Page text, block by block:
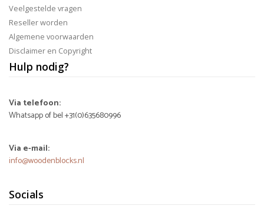
Veelgestelde vragen
Reseller worden
Algemene voorwaarden
Disclaimer en Copyright
Hulp nodig?
Via telefoon:
Whatsapp of bel +31(0)635680996
Via e-mail:
info@woodenblocks.nl
Socials